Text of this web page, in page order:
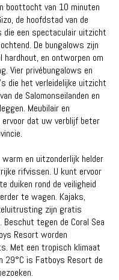
boottocht van 10 minuten
de hoofdstad van de
die een spectaculair uitzicht
De bungalows zijn
hardhout, en ontworpen om
Vier privébungalows en
die het verleidelijke uitzicht
de Salomonseilanden en
Meubilair en
dat uw verblijf beter
en uitzonderlijk helder
rifvissen. U kunt ervoor
duiken rond de veiligheid
te wagen. Kajaks,
zijn gratis
tegen de Coral Sea
Resort worden
Met een tropisch klimaat
29°C is Fatboys Resort de